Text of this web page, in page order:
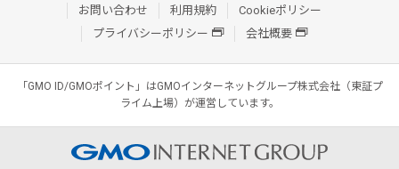
お問い合わせ
利用規約
Cookieポリシー
プライバシーポリシー
会社概要
「GMO ID/GMOポイント」はGMOインターネットグループ株式会社（東証プ
ライム上場）が運営しています。